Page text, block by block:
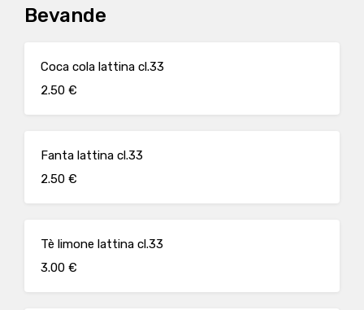
Bevande
Coca cola lattina cl.33
2.50 €
Fanta lattina cl.33
2.50 €
Tè limone lattina cl.33
3.00 €